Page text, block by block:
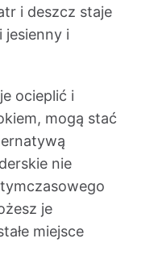
i deszcz staje
jesienny i
ocieplić i
mogą stać
nie
je
miejsce